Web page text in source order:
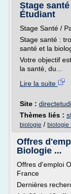
Stage
Étudiant
Stage Santé /
Stage santé :
santé et la
Votre objectif
la santé, du...
Lire la suite
Site :
Thèmes liés :
biologie / biologie
Offres
Biologie ...
Offres d'emploi
France
Dernières